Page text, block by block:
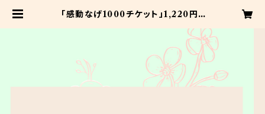
「感動なげ1000チケット」1,220円 |